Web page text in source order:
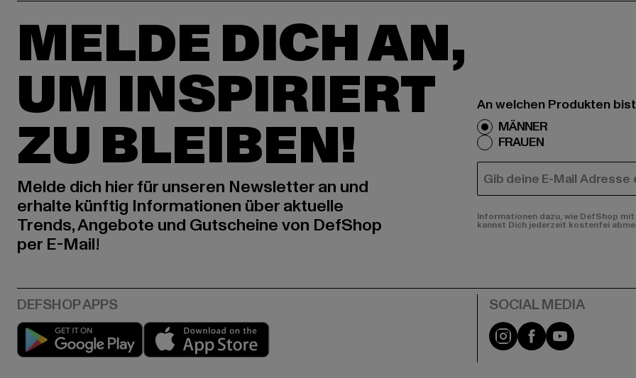
MELDE DICH AN,
UM INSPIRIERT
ZU BLEIBEN!
Melde dich hier für unseren Newsletter an und
erhalte künftig Informationen über aktuelle
Trends, Angebote und Gutscheine von DefShop
per E-Mail!
An welchen Produkten
MÄNNER
FRAUEN
E-MAIL
Informationen dazu, wie DefShop
kannst Dich jederzeit kostenfei
Play market Instagram
FacebookYouTube